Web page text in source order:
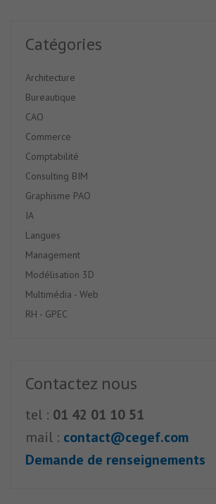
Catégories
Architecture
Bureautique
CAO
Commerce
Comptabilité
Consulting BIM
Graphisme PAO
IA
Langues
Management
Modélisation 3D
Multimédia - Web
RH - GPEC
Contactez nous
tel : 01 42 01 10 51
mail : contact@cegef.com
Demande de renseignements